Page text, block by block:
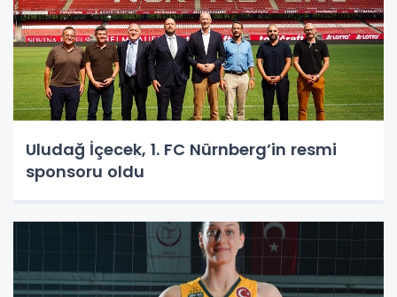
Uludağ İçecek, 1. FC Nürnberg’in resmi
sponsoru oldu